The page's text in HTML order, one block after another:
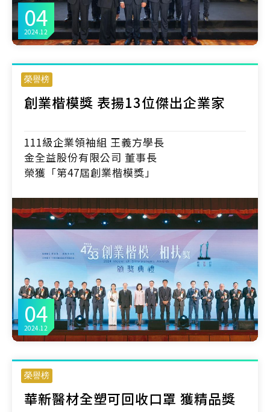
04
2024.12
榮譽榜
04
2024.12
創業楷模獎 表揚13位傑出企業家
111級企業領袖組 王義方學長
金全益股份有限公司 董事長
榮獲「第47屆創業楷模獎」
榮譽榜
華新醫材全塑可回收口罩 獲精品獎